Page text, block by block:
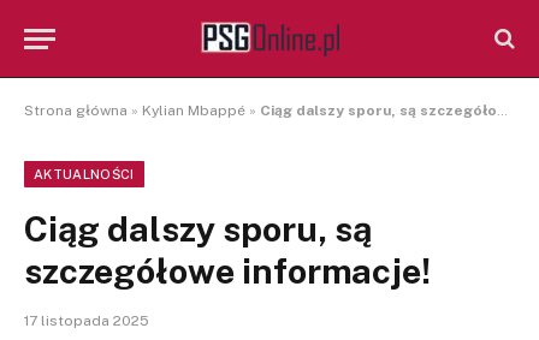
Strona główna » Kylian Mbappé » Ciąg dalszy sporu, są szczegółowe informacje!
AKTUALNOŚCI
Ciąg dalszy sporu, są
szczegółowe informacje!
17 listopada 2025